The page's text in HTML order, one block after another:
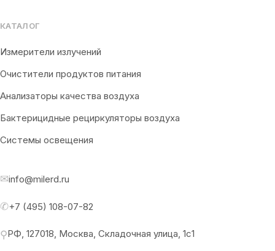
КАТАЛОГ
Измерители излучений
Очистители продуктов питания
Анализаторы качества воздуха
Бактерицидные рециркуляторы воздуха
Системы освещения
✉info@milerd.ru
✆+7 (495) 108-07-82
⚲РФ, 127018, Москва, Складочная улица, 1с1